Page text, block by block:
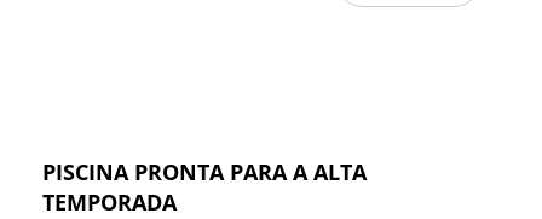
PISCINA PRONTA PARA A ALTA
TEMPORADA